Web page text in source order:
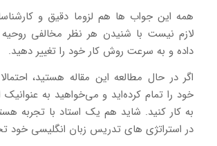
همه این جواب ها هم لزوما دقیق و
لازم نیست با شنیدن هر نظر مخالفی
داده و به سرعت روش کار خود را تغییر دهید.
اگر در حال مطالعه این مقاله هستید،
خود را تمام کرده‌اید و می‌خواهید به
به کار کنید. شاید هم یک استاد با تجربه
در استراتژی های تدریس زبان انگلیسی خود